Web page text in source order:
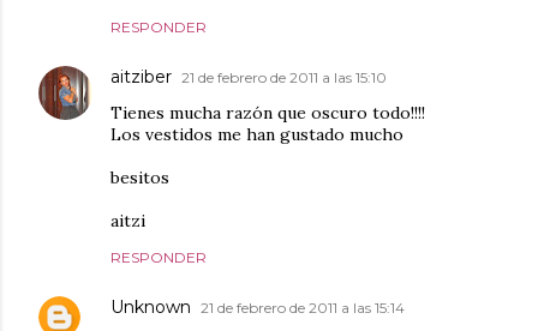
RESPONDER
aitziber 21 de febrero de 2011 a las 15:10
Tienes mucha razón que oscuro todo!!!!
Los vestidos me han gustado mucho
besitos
aitzi
RESPONDER
Unknown 21 de febrero de 2011 a las 15:14